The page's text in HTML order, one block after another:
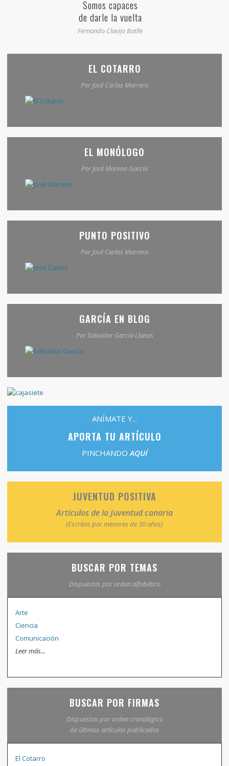
Somos capaces
de darle la vuelta
Fernando Clavijo Batlle
EL COTARRO
Por José Carlos Marrero
EL MONÓLOGO
Por José Moreno García
PUNTO POSITIVO
Por José Carlos Marrero
GARCÍA EN BLOG
Por Salvador García Llanos
ANÍMATE Y...
APORTA TU ARTÍCULO
PINCHANDOAQUÍ
JUVENTUD POSITIVA
Artículos de la Juventud canaria
(Escritos por menores de 30 años)
BUSCAR POR TEMAS
Dispuestos por orden alfabético
Arte
Ciencia
Comunicación
Leer más...
BUSCAR POR FIRMAS
Dispuestas por orden cronológico
de últimos artículos publicados
El Cotarro